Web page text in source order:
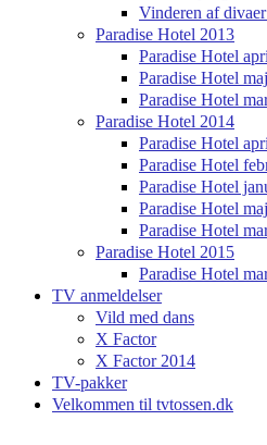
Vinderen af
Paradise Hotel 2013
Paradise Hotel
Paradise Hotel
Paradise Hotel
Paradise Hotel 2014
Paradise Hotel
Paradise Hotel
Paradise Hotel
Paradise Hotel
Paradise Hotel
Paradise Hotel 2015
Paradise Hotel
TV anmeldelser
Vild med dans
X Factor
X Factor 2014
TV-pakker
Velkommen til tvtossen.dk